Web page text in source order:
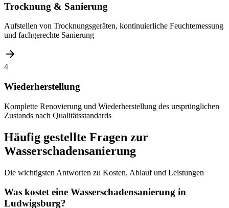
Trocknung & Sanierung
Aufstellen von Trocknungsgeräten, kontinuierliche Feuchtemessung
und fachgerechte Sanierung
4
Wiederherstellung
Komplette Renovierung und Wiederherstellung des ursprünglichen
Zustands nach Qualitätsstandards
Häufig gestellte Fragen zur
Wasserschadensanierung
Die wichtigsten Antworten zu Kosten, Ablauf und Leistungen
Was kostet eine Wasserschadensanierung in
Ludwigsburg?